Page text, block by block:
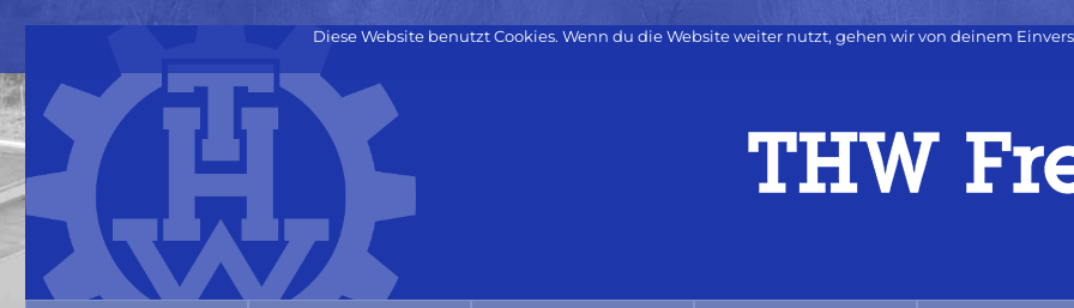
Diese Website benutzt Cookies. Wenn du die Website weiter nutzt, gehen wir von deinem